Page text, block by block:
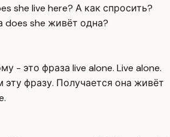
she live here? А как спросить?
she живёт одна?
- это фраза live alone. Live alone.
эту фразу. Получается она живёт